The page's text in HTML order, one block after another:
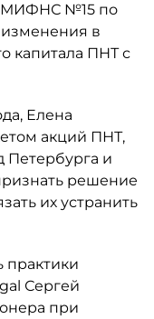
МИФНС №15 по
изменения в
капитала ПНТ с
Елена
акций ПНТ,
Петербурга и
решение
их устранить
практики
Сергей
при